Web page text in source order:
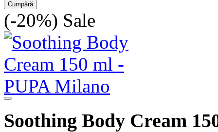
Cumpără
(-20%) Sale
Soothing Body Cream